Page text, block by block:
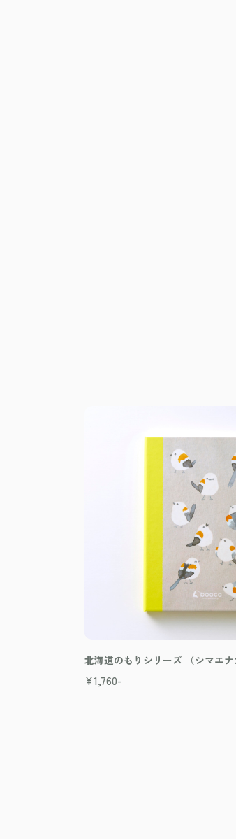
北海道のもりシリーズ （シマエナ
¥1,760-